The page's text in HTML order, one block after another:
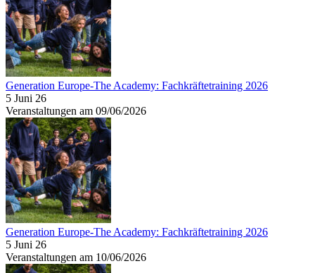
Generation Europe-The Academy: Fachkräftetraining 2026
5 Juni 26
Veranstaltungen am 09/06/2026
Generation Europe-The Academy: Fachkräftetraining 2026
5 Juni 26
Veranstaltungen am 10/06/2026